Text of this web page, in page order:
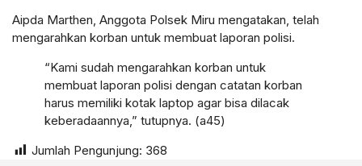
Aipda Marthen, Anggota Polsek Miru mengatakan, telah
mengarahkan korban untuk membuat laporan polisi.
“Kami sudah mengarahkan korban untuk
membuat laporan polisi dengan catatan korban
harus memiliki kotak laptop agar bisa dilacak
keberadaannya,” tutupnya. (a45)
Jumlah Pengunjung: 368